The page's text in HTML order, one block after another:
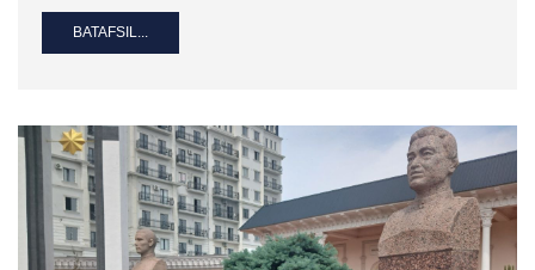
BATAFSIL...